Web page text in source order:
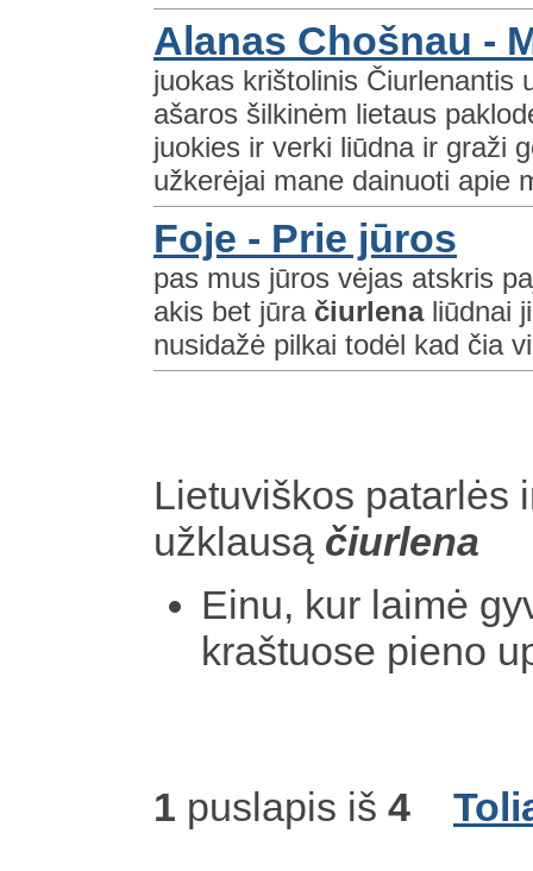
Alanas Chošnau -
juokas krištolinis Čiurlenantis
ašaros šilkinėm lietaus
juokies ir verki liūdna ir graži
užkerėjai mane dainuoti apie
Foje - Prie jūros
pas mus jūros vėjas atskris
akis bet jūra čiurlenaliūdnai
nusidažė pilkai todėl kad čia
Lietuviškos patarlės
užklausą čiurlena
Einu, kur laimė
kraštuose pieno
1 puslapis iš 4